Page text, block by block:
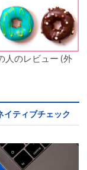
人のレビュー (外
ティブチェック